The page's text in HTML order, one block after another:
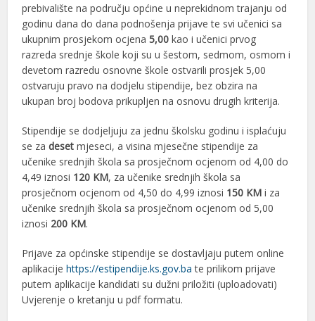
prebivalište na području općine u neprekidnom trajanju od
godinu dana do dana podnošenja prijave te svi učenici sa
ukupnim prosjekom ocjena5,00kao i učenici prvog
razreda srednje škole koji su u šestom, sedmom, osmom i
devetom razredu osnovne škole ostvarili prosjek 5,00
ostvaruju pravo na dodjelu stipendije, bez obzira na
ukupan broj bodova prikupljen na osnovu drugih kriterija.
Stipendije se dodjeljuju za jednu školsku godinu i isplaćuju
se zadeset mjeseci, a visina mjesečne stipendije za
učenike srednjih škola sa prosječnom ocjenom od 4,00 do
4,49 iznosi 120 KM, za učenike srednjih škola sa
prosječnom ocjenom od 4,50 do 4,99 iznosi 150 KM i za
učenike srednjih škola sa prosječnom ocjenom od 5,00
iznosi 200 KM.
Prijave za općinske stipendije se dostavljaju putem online
aplikacijehttps://estipendije.ks.gov.ba te prilikom prijave
putem aplikacije kandidati su dužni priložiti (uploadovati)
Uvjerenje o kretanju u pdf formatu.